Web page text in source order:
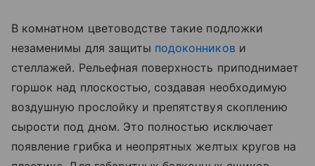
В комнатном цветоводстве такие подложки
незаменимы для защиты подоконников и
стеллажей. Рельефная поверхность приподнимает
горшок над плоскостью, создавая необходимую
воздушную прослойку и препятствуя скоплению
сырости под дном. Это полностью исключает
появление грибка и неопрятных желтых кругов на